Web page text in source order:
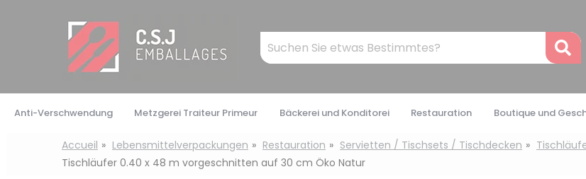
Mots
clés
Anti-Verschwendung Metzgerei Traiteur Primeur Bäckerei und Konditorei Restauration Boutique und
Accueil Lebensmittelverpackungen Restauration Servietten / Tischsets / Tischdecken
Tischläufer 0.40 x 48 m vorgeschnitten auf 30 cm Öko Natur